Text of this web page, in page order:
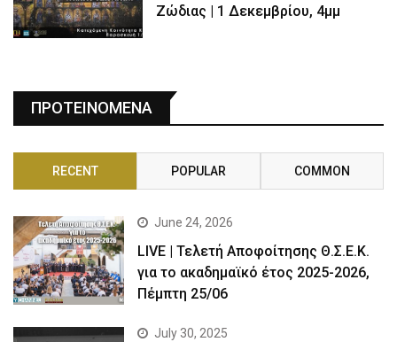
Ζώδιας | 1 Δεκεμβρίου, 4μμ
ΠΡΟΤΕΙΝΟΜΕΝΑ
RECENT POPULAR COMMON
June 24, 2026
LIVE | Τελετή Αποφοίτησης Θ.Σ.Ε.Κ.
για το ακαδημαϊκό έτος 2025-2026,
Πέμπτη 25/06
July 30, 2025